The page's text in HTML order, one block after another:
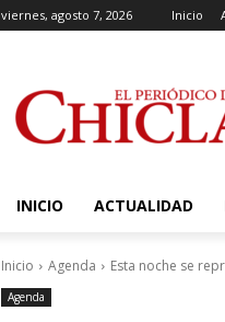
viernes, agosto 7, 2026 Inicio
INICIO ACTUALIDAD
Inicio Agenda Esta noche se
Agenda